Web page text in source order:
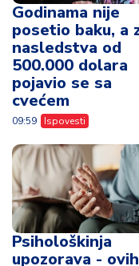
Godinama nije
posetio baku, a
nasledstva od
500.000 dolara
pojavio se sa
cvećem
09:59 Ispovesti
Psihološkinja
upozorava -